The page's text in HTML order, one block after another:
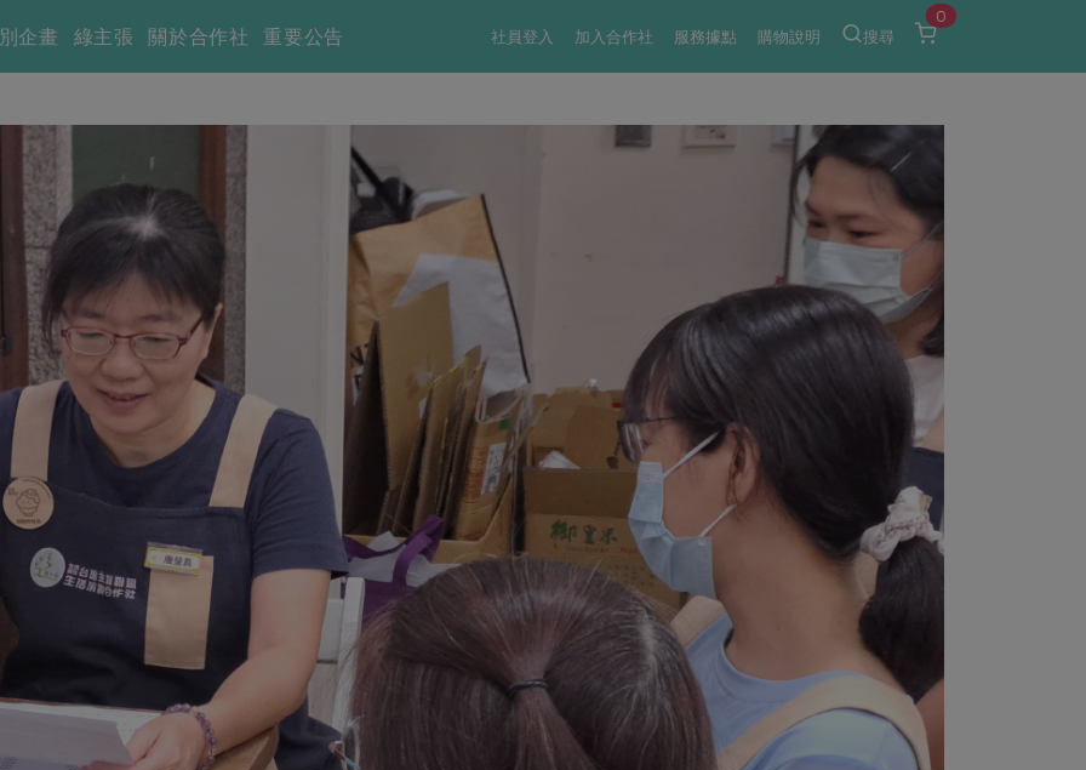
社員登入 加入合作社 服務據點 購物說明 搜尋
0
企畫 綠主張 關於合作社 重要公告